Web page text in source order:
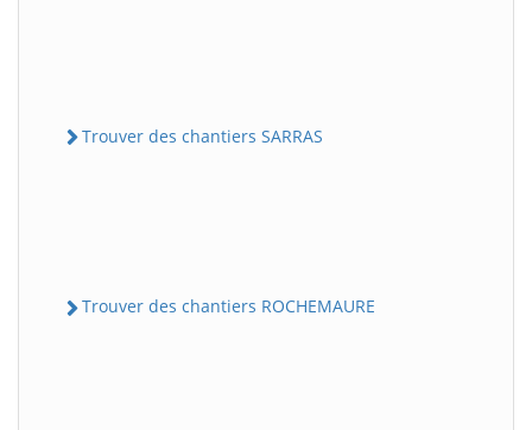
Trouver des chantiers SARRAS
Trouver des chantiers ROCHEMAURE